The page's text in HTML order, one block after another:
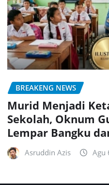
BREAKENG NEWS
Murid Menjadi
Sekolah, Oknum
Lempar Bangku
Asruddin Azis Agu